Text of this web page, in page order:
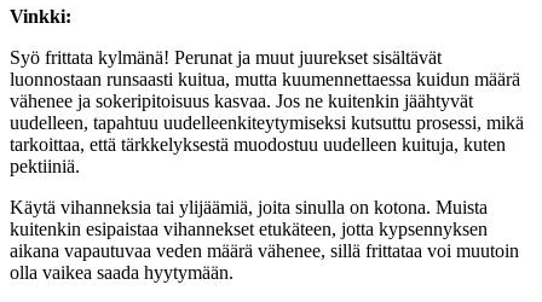
Vinkki:
Syö frittata kylmänä! Perunat ja muut juurekset sisältävät
luonnostaan runsaasti kuitua, mutta kuumennettaessa kuidun määrä
vähenee ja sokeripitoisuus kasvaa. Jos ne kuitenkin jäähtyvät
uudelleen, tapahtuu uudelleenkiteytymiseksi kutsuttu prosessi, mikä
tarkoittaa, että tärkkelyksestä muodostuu uudelleen kuituja, kuten
pektiiniä.
Käytä vihanneksia tai ylijäämiä, joita sinulla on kotona. Muista
kuitenkin esipaistaa vihannekset etukäteen, jotta kypsennyksen
aikana vapautuvaa veden määrä vähenee, sillä frittataa voi muutoin
olla vaikea saada hyytymään.